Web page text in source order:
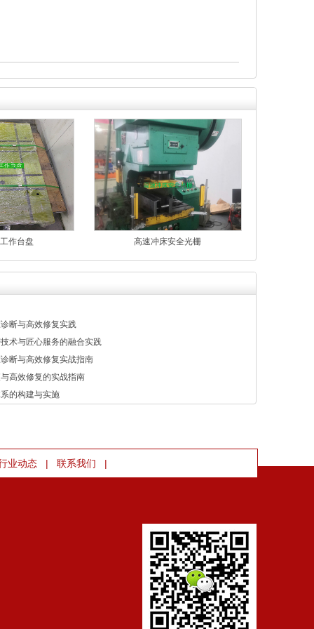
作台盘 高速冲床安全光栅
断与高效修复实践
术与匠心服务的融合实践
断与高效修复实战指南
高效修复的实战指南
的构建与实施
业动态 | 联系我们 |